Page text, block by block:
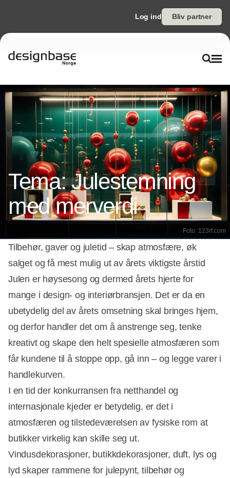
Log ind Bliv partner
Tema: Julestemning
med merverdi
Foto: 123rf.com
Tilbehør, gaver og juletid – skap atmosfære, øk
salget og få mest mulig ut av årets viktigste årstid
Julen er høysesong og dermed årets hjerte for
mange i design- og interiørbransjen. Det er da en
ubetydelig del av årets omsetning skal bringes hjem,
og derfor handler det om å anstrenge seg, tenke
kreativt og skape den helt spesielle atmosfæren som
får kundene til å stoppe opp, gå inn – og legge varer i
handlekurven.
I en tid der konkurransen fra netthandel og
internasjonale kjeder er betydelig, er det i
atmosfæren og tilstedeværelsen av fysiske rom at
butikker virkelig kan skille seg ut.
Vindusdekorasjoner, butikkdekorasjoner, duft, lys og
lyd skaper rammene for julepynt, tilbehør og